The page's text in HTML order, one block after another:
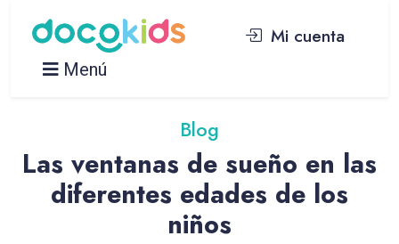
Mi cuenta
Menú
Blog
Las ventanas de sueño en las
diferentes edades de los
niños